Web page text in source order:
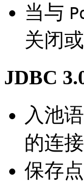
当与
关闭
JDBC
入池
的连
保存